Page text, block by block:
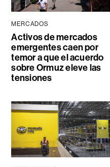
MERCADOS
Activos de mercados
emergentes caen por
temor a que el acuerdo
sobre Ormuz eleve las
tensiones